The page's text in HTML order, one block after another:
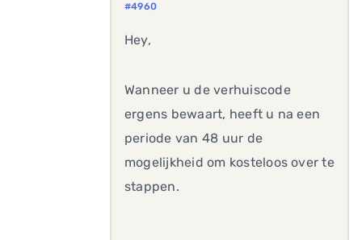
#4960
Hey,
Wanneer u de verhuiscode
ergens bewaart, heeft u na een
periode van 48 uur de
mogelijkheid om kosteloos over te
stappen.